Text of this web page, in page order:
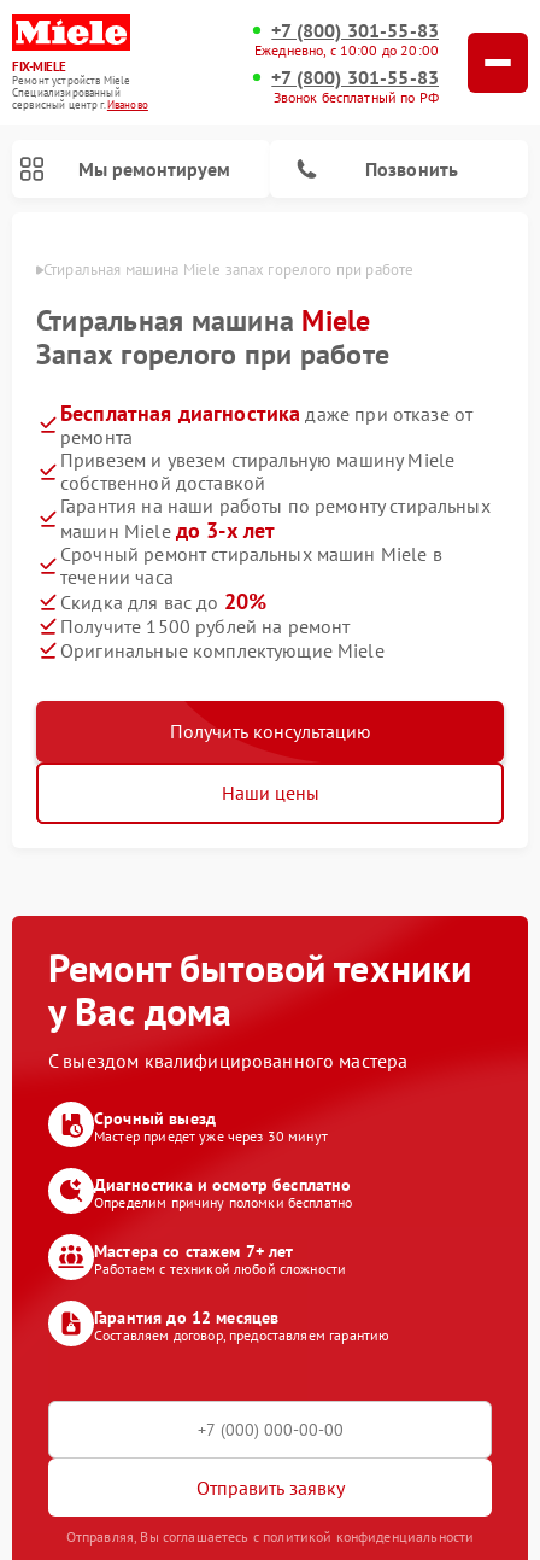
FIX-MIELE
Ремонт устройств Miele
Специализированный
cервисный центр г.Иваново
+7 (800) 301-55-83
Ежедневно, с 10:00 до 20:00
+7 (800) 301-55-83
Звонок бесплатный по РФ
Мы ремонтируем Позвонить
Стиральная машина Miele запах горелого при работе
Стиральная машина Miele
Запах горелого при работе
Бесплатная диагностика даже при отказе от
ремонта
Привезем и увезем стиральную машину Miele
собственной доставкой
Гарантия на наши работы по ремонту стиральных
машин Miele до 3-х лет
Срочный ремонт стиральных машин Miele в
течении часа
Скидка для вас до 20%
Получите 1500 рублей на ремонт
Оригинальные комплектующие Miele
Получить консультацию
Наши цены
Ремонт бытовой техники
у Вас дома
С выездом квалифицированного мастера
Срочный выезд
Мастер приедет уже через 30 минут
Диагностика и осмотр бесплатно
Определим причину поломки бесплатно
Мастера со стажем 7+ лет
Работаем с техникой любой сложности
Гарантия до 12 месяцев
Составляем договор, предоставляем гарантию
Отправить заявку
Отправляя, Вы соглашаетесь с политикой конфиденциальности